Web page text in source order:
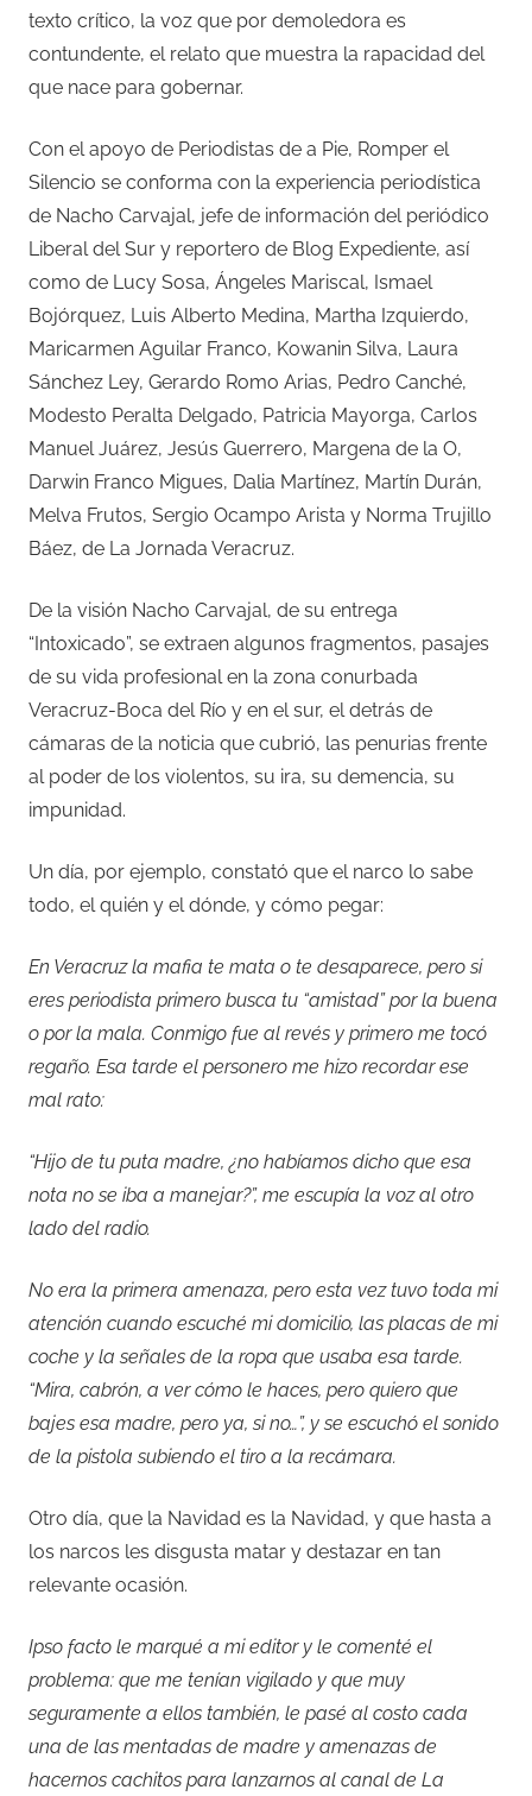
texto crítico, la voz que por demoledora es
contundente, el relato que muestra la rapacidad del
que nace para gobernar.
Con el apoyo de Periodistas de a Pie, Romper el
Silencio se conforma con la experiencia periodística
de Nacho Carvajal, jefe de información del periódico
Liberal del Sur y reportero de Blog Expediente, así
como de Lucy Sosa, Ángeles Mariscal, Ismael
Bojórquez, Luis Alberto Medina, Martha Izquierdo,
Maricarmen Aguilar Franco, Kowanin Silva, Laura
Sánchez Ley, Gerardo Romo Arias, Pedro Canché,
Modesto Peralta Delgado, Patricia Mayorga, Carlos
Manuel Juárez, Jesús Guerrero, Margena de la O,
Darwin Franco Migues, Dalia Martínez, Martín Durán,
Melva Frutos, Sergio Ocampo Arista y Norma Trujillo
Báez, de La Jornada Veracruz.
De la visión Nacho Carvajal, de su entrega
“Intoxicado”, se extraen algunos fragmentos, pasajes
de su vida profesional en la zona conurbada
Veracruz-Boca del Río y en el sur, el detrás de
cámaras de la noticia que cubrió, las penurias frente
al poder de los violentos, su ira, su demencia, su
impunidad.
Un día, por ejemplo, constató que el narco lo sabe
todo, el quién y el dónde, y cómo pegar:
En Veracruz la mafia te mata o te desaparece, pero si
eres periodista primero busca tu “amistad” por la buena
o por la mala. Conmigo fue al revés y primero me tocó
regaño. Esa tarde el personero me hizo recordar ese
mal rato:
“Hijo de tu puta madre, ¿no habíamos dicho que esa
nota no se iba a manejar?”, me escupía la voz al otro
lado del radio.
No era la primera amenaza, pero esta vez tuvo toda mi
atención cuando escuché mi domicilio, las placas de mi
coche y la señales de la ropa que usaba esa tarde.
“Mira, cabrón, a ver cómo le haces, pero quiero que
bajes esa madre, pero ya, si no…”, y se escuchó el sonido
de la pistola subiendo el tiro a la recámara.
Otro día, que la Navidad es la Navidad, y que hasta a
los narcos les disgusta matar y destazar en tan
relevante ocasión.
Ipso facto le marqué a mi editor y le comenté el
problema: que me tenían vigilado y que muy
seguramente a ellos también, le pasé al costo cada
una de las mentadas de madre y amenazas de
hacernos cachitos para lanzarnos al canal de La